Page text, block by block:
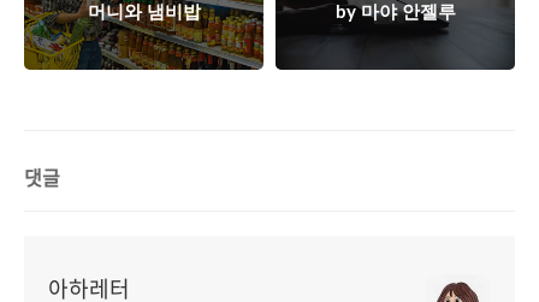
머니와 냄비밥
by 마야 안젤루
댓글
아하레터